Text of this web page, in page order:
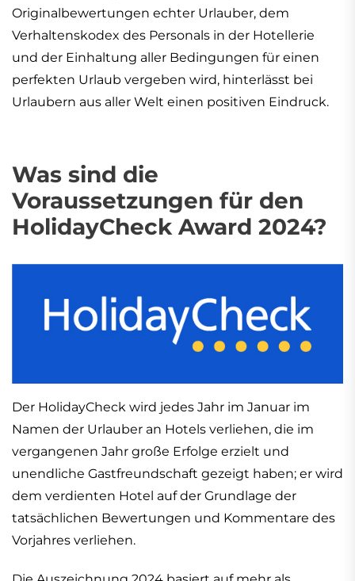
Originalbewertungen echter Urlauber, dem
Verhaltenskodex des Personals in der Hotellerie
und der Einhaltung aller Bedingungen für einen
perfekten Urlaub vergeben wird, hinterlässt bei
Urlaubern aus aller Welt einen positiven Eindruck.
Was sind die
Voraussetzungen für den
HolidayCheck Award 2024?
Der HolidayCheck wird jedes Jahr im Januar im
Namen der Urlauber an Hotels verliehen, die im
vergangenen Jahr große Erfolge erzielt und
unendliche Gastfreundschaft gezeigt haben; er wird
dem verdienten Hotel auf der Grundlage der
tatsächlichen Bewertungen und Kommentare des
Vorjahres verliehen.